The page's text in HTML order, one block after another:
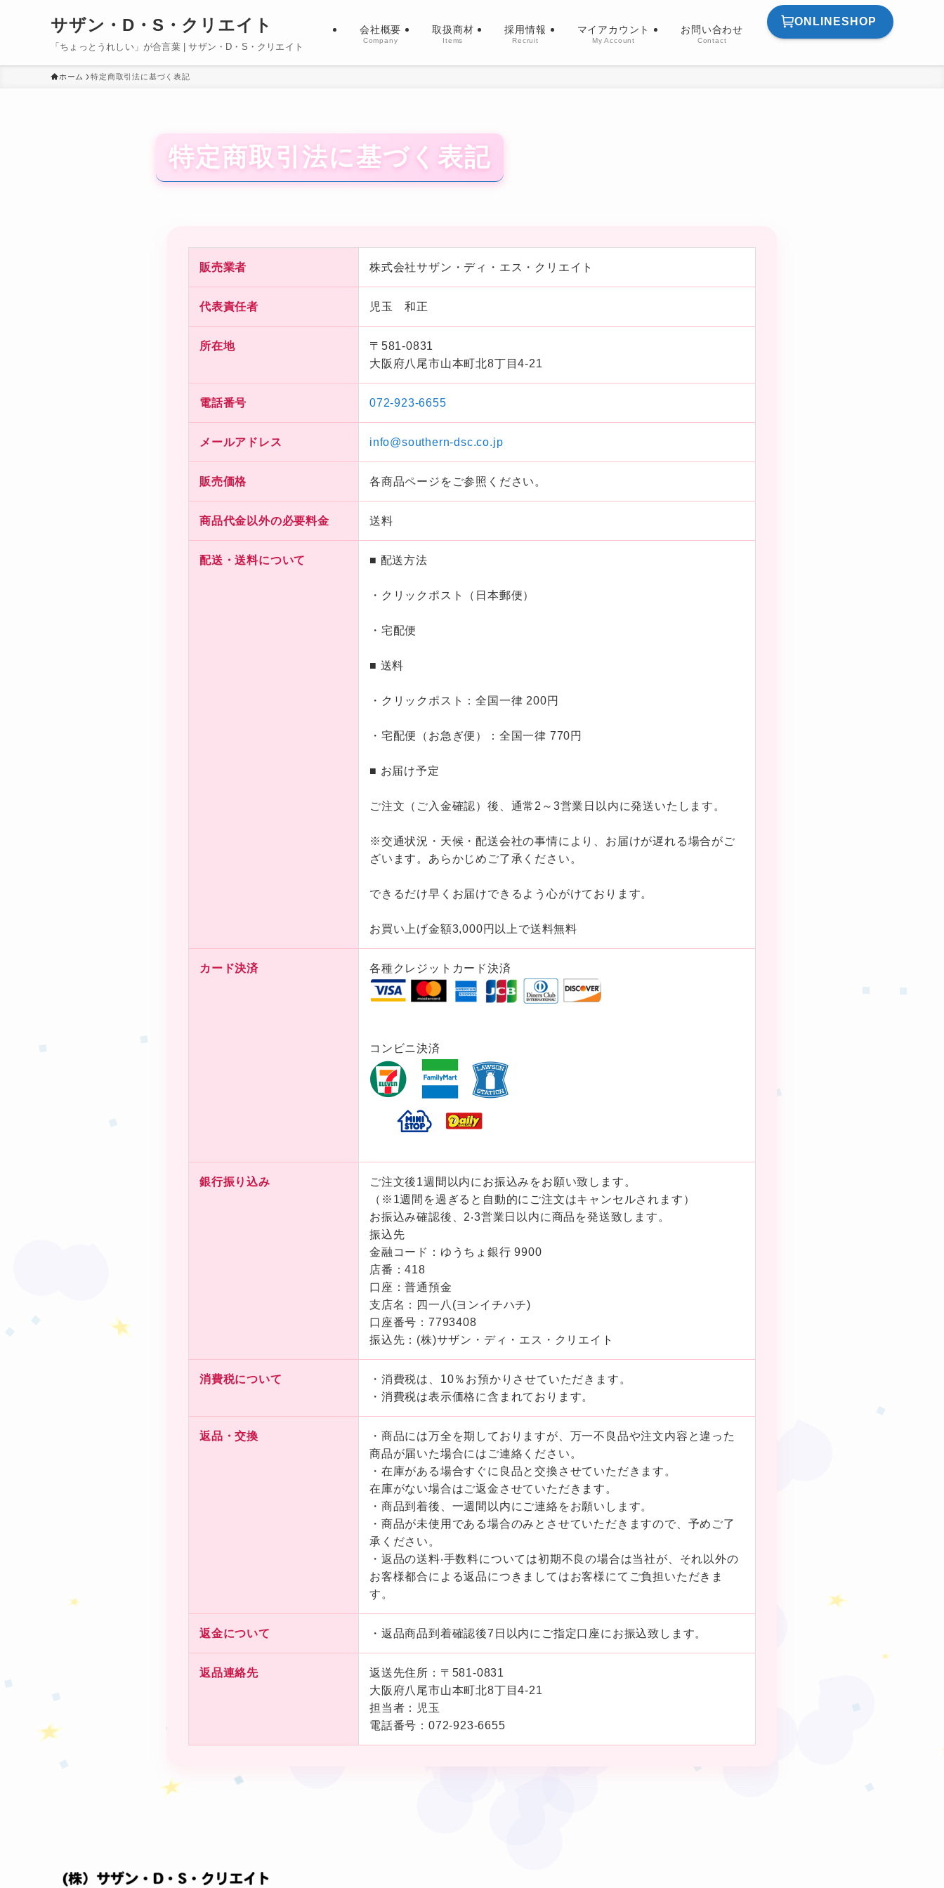
サザン・D・S・クリエイト
「ちょっとうれしい」が合言葉 | サザン・D・S・クリエイト
会社概要
Company
取扱商材
Items
採用情報
Recruit
マイアカウント
My Account
お問い合わせ
Contact
ONLINESHOP
ホーム 特定商取引法に基づく表記
特定商取引法に基づく表記
販売業者 株式会社サザン・ディ・エス・クリエイト
代表責任者 児玉 和正
所在地
〒581-0831
大阪府八尾市山本町北8丁目4-21
電話番号 072-923-6655
メールアドレス info@southern-dsc.co.jp
販売価格 各商品ページをご参照ください。
商品代金以外の必要料金 送料
配送・送料について ■ 配送方法
・クリックポスト（日本郵便）
・宅配便
■ 送料
・クリックポスト：全国一律 200円
・宅配便（お急ぎ便）：全国一律 770円
■ お届け予定
ご注文（ご入金確認）後、通常2～3営業日以内に発送いたします。
※交通状況・天候・配送会社の事情により、お届けが遅れる場合がご
ざいます。あらかじめご了承ください。
できるだけ早くお届けできるよう心がけております。
お買い上げ金額3,000円以上で送料無料
カード決済 各種クレジットカード決済
コンビニ決済
銀⾏振り込み
ご注⽂後1週間以内にお振込みをお願い致します。
（※1週間を過ぎると⾃動的にご注⽂はキャンセルされます）
お振込み確認後、2‧3営業⽇以内に商品を発送致します。
振込先
⾦融コード：ゆうちょ銀⾏ 9900
店番：418
口座：普通預⾦
⽀店名：四⼀⼋(ヨンイチハチ)
⼝座番号：7793408
振込先：(株)サザン・ディ・エス・クリエイト
消費税について
・消費税は、10％お預かりさせていただきます。
・消費税は表⽰価格に含まれております。
返品・交換
・商品には万全を期しておりますが、万⼀不良品や注⽂内容と違った
商品が届いた場合にはご連絡ください。
・在庫がある場合すぐに良品と交換させていただきます。
在庫がない場合はご返⾦させていただきます。
・商品到着後、⼀週間以内にご連絡をお願いします。
・商品が未使⽤である場合のみとさせていただきますので、予めご了
承ください。
・返品の送料‧⼿数料については初期不良の場合は当社が、それ以外の
お客様都合による返品につきましてはお客様にてご負担いただきま
す。
返⾦について ・返品商品到着確認後7⽇以内にご指定⼝座にお振込致します。
返品連絡先
返送先住所：〒581-0831
⼤阪府⼋尾市⼭本町北8丁⽬4-21
担当者：児玉
電話番号：072-923-6655
❤
★
❤
★
★
❤
★
❤
❤